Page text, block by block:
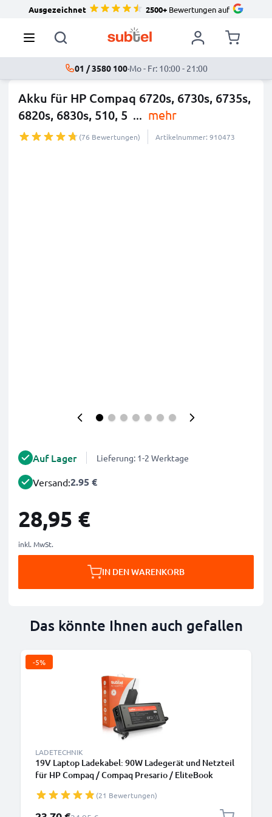
Ausgezeichnet 2500+Bewertungen auf
01 / 3580 100·Mo - Fr: 10:00 - 21:00
Akku für HP Compaq 6720s, 6730s, 6735s,
6820s, 6830s, 510, 5 ... mehr
(76 Bewertungen) Artikelnummer: 910473
Auf Lager Lieferung: 1-2 Werktage
Versand:2.95 €
28,95 €
inkl. MwSt.
IN DEN WARENKORB
Das könnte Ihnen auch gefallen
-5%
LADETECHNIK
19V Laptop Ladekabel: 90W Ladegerät und Netzteil
für HP Compaq / Compaq Presario / EliteBook
ProBook 6570B Notebook PCs - 2.6m Netzkabel
463955-001
(21 Bewertungen)
Sonderpreis